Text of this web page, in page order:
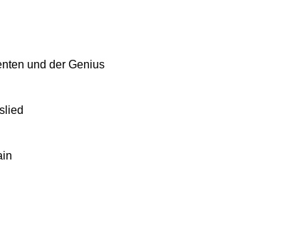
und der Genius